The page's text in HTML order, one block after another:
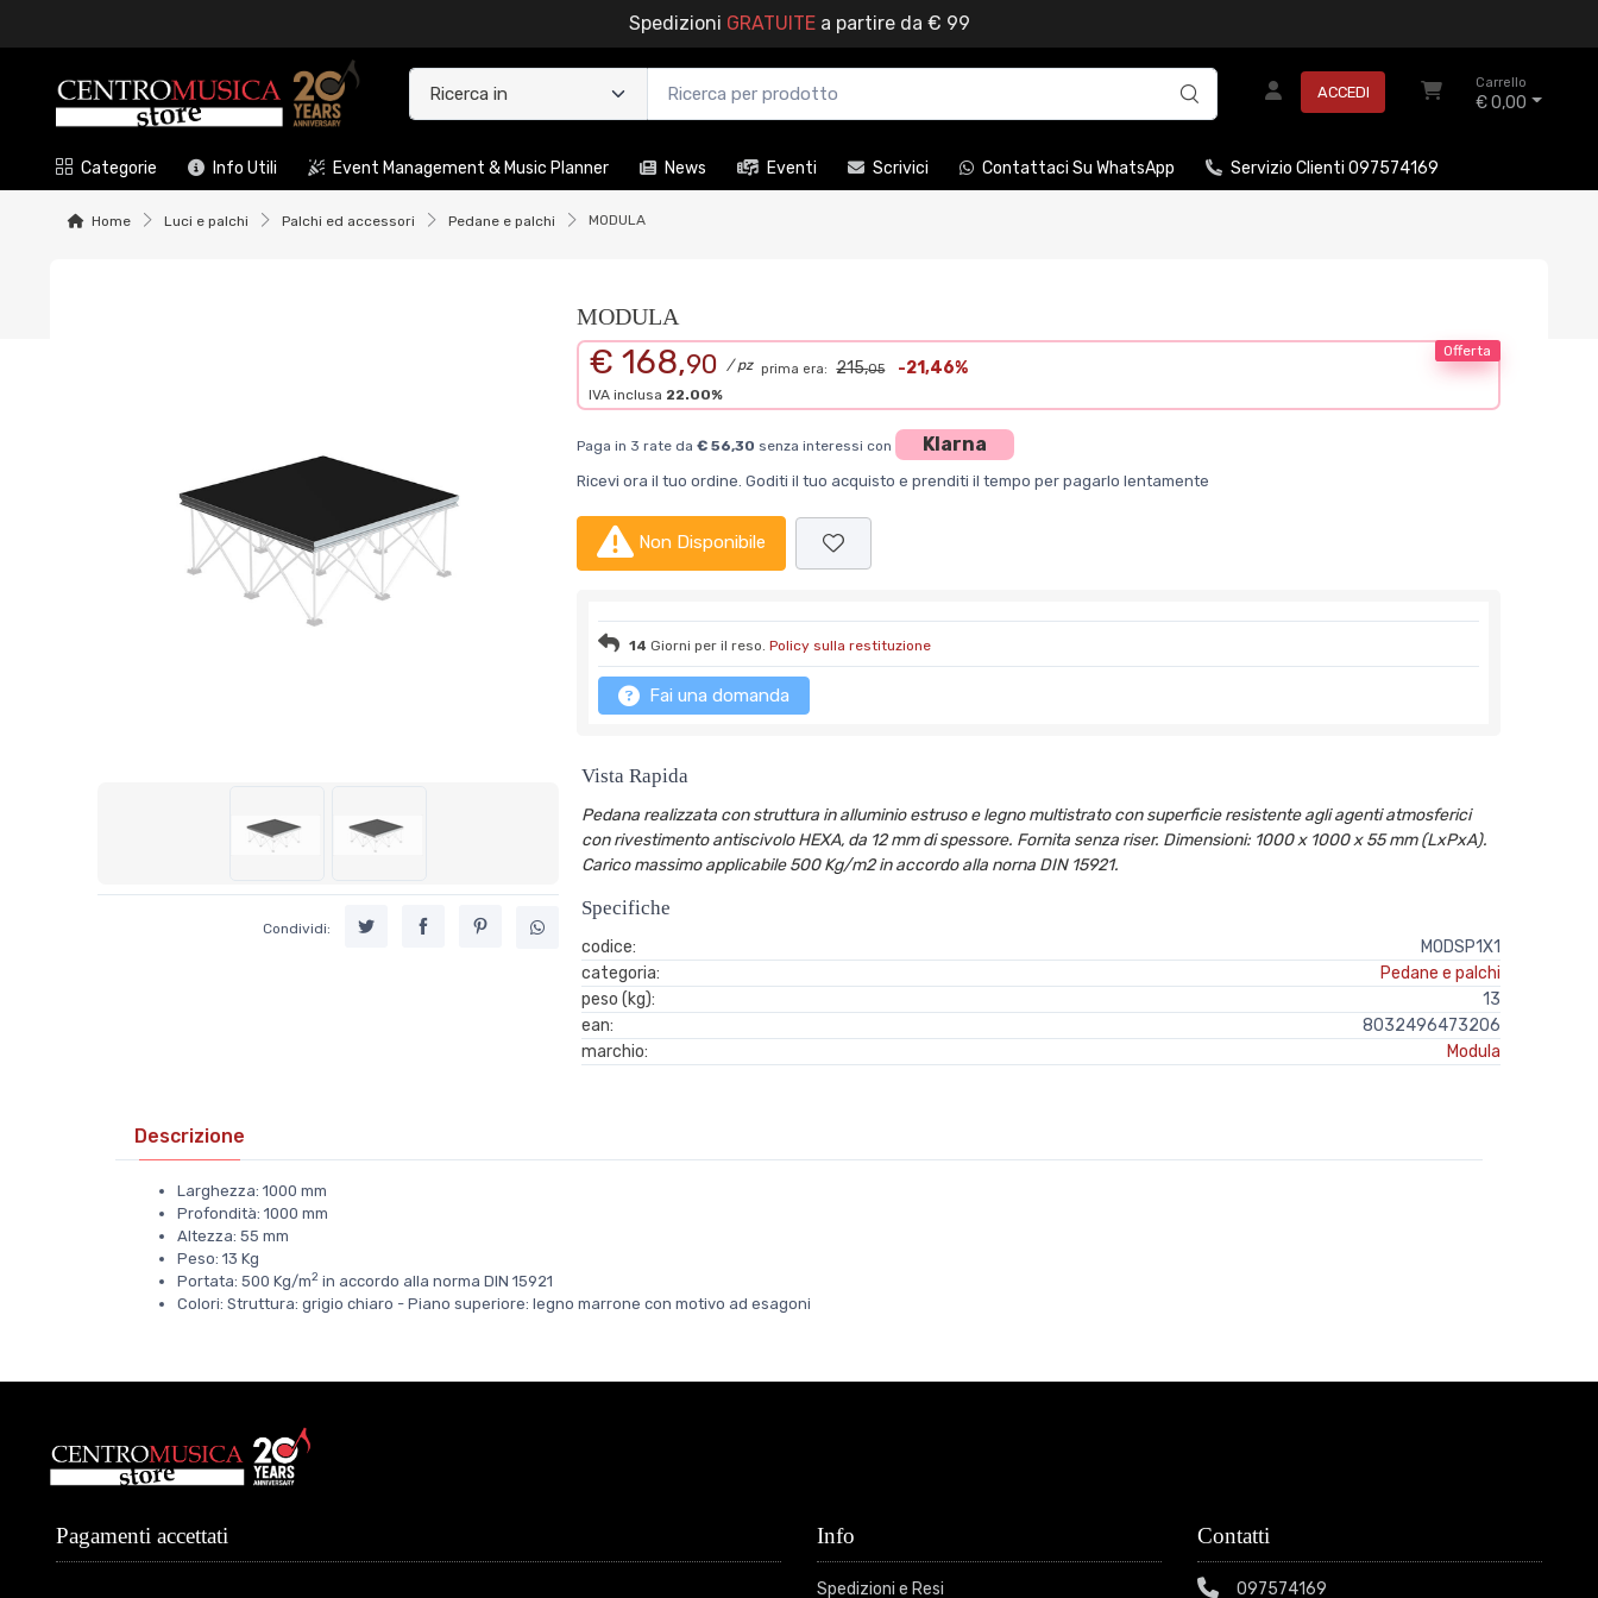
Spedizioni GRATUITEa partire da € 99
ACCEDI
Carrello
€ 0,00
Categorie Info Utili Event Management & Music Planner News Eventi Scrivici Contattaci Su WhatsApp Servizio Clienti 097574169
Home Luci e palchi Palchi ed accessori Pedane e palchi MODULA
Condividi:
MODULA
Offerta
€ 168,90 / pz prima era: 215,05 -21,46%
IVA inclusa 22.00%
Paga in 3 rate da€ 56,30 senza interessi con Klarna
Ricevi ora il tuo ordine. Goditi il tuo acquisto e prenditi il tempo per pagarlo lentamente
Non Disponibile
14 Giorni per il reso.Policy sulla restituzione
Fai una domanda
Vista Rapida
Pedana realizzata con struttura in alluminio estruso e legno multistrato con superficie resistente agli agenti atmosferici
con rivestimento antiscivolo HEXA, da 12 mm di spessore. Fornita senza riser. Dimensioni: 1000 x 1000 x 55 mm (LxPxA).
Carico massimo applicabile 500 Kg/m2 in accordo alla norna DIN 15921.
Specifiche
codice:
MODSP1X1
categoria:
Pedane e palchi
peso (kg):
13
ean:
8032496473206
marchio:
Modula
Descrizione
Larghezza: 1000 mm
Profondità: 1000 mm
Altezza: 55 mm
Peso: 13 Kg
Portata: 500 Kg/m2 in accordo alla norma DIN 15921
Colori: Struttura: grigio chiaro - Piano superiore: legno marrone con motivo ad esagoni
Pagamenti accettati Info
Spedizioni e Resi
Contatti
097574169